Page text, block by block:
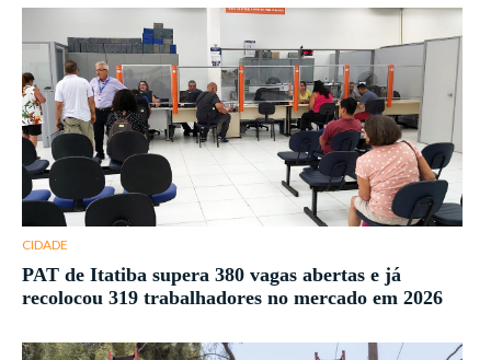
CIDADE
PAT de Itatiba supera 380 vagas abertas e já
recolocou 319 trabalhadores no mercado em 2026